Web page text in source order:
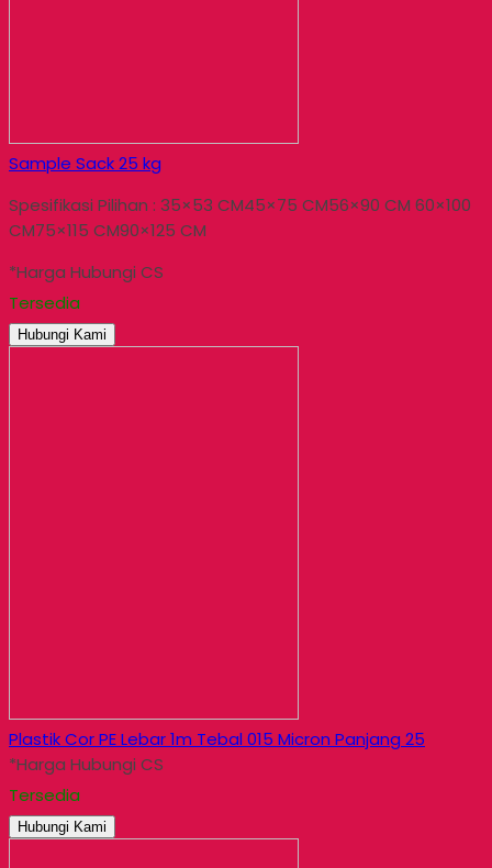
Sample Sack 25 kg
Spesifikasi Pilihan : 35×53 CM45×75 CM56×90 CM 60×100
CM75×115 CM90×125 CM
*Harga Hubungi CS
Tersedia
Hubungi Kami
Plastik Cor PE Lebar 1m Tebal 015 Micron Panjang 25
*Harga Hubungi CS
Tersedia
Hubungi Kami